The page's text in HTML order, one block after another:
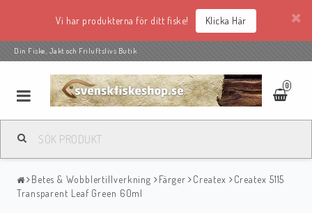
Vi har produkterna för ditt fiske! Klicka Här
Din Fiske, Jakt och Friluftslivs Butik
0
Betes & Wobblertillverkning Färger Createx
Createx 5115
Transparent Leaf Green 60ml